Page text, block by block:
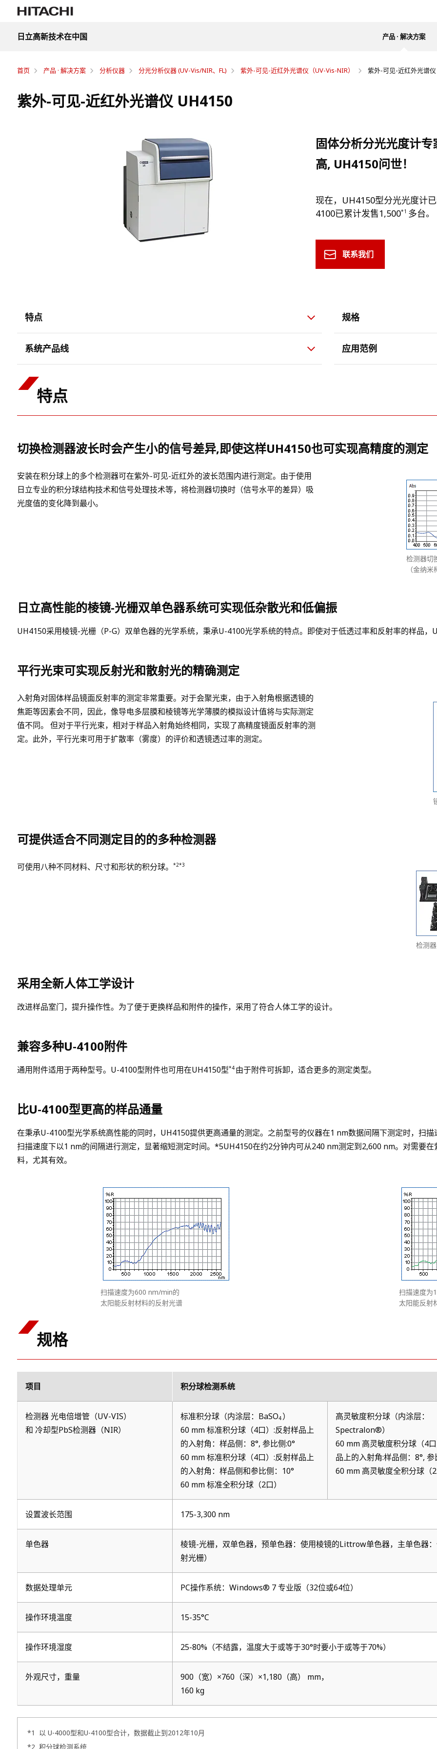
日立高新技术在中国 产品 · 解决方案
首页 产品 · 解决方案 分析仪器 分光分析仪器 (UV-Vis/NIR、FL) 紫外-可见-近红外光谱仪（UV-Vis-NIR） 紫外-可见-近红外光谱仪
紫外-可见-近红外光谱仪 UH4150
固体分析分光光度计
高, UH4150问世！
现在，UH4150型分光光度计
4100已累计发售1,500*1 多台。
联系我们
特点 规格
系统产品线 应用范例
特点
切换检测器波长时会产生小的信号差异,即使这样UH4150也可实现高精度的测定
安装在积分球上的多个检测器可在紫外-可见-近红外的波长范围内进行测定。由于使用
日立专业的积分球结构技术和信号处理技术等，将检测器切换时（信号水平的差异）吸
光度值的变化降到最小。
检测器切
（金纳
日立高性能的棱镜-光栅双单色器系统可实现低杂散光和低偏振
UH4150采用棱镜-光栅（P-G）双单色器的光学系统，秉承U-4100光学系统的特点。即使对于低透过率和反射率的样品，
平行光束可实现反射光和散射光的精确测定
入射角对固体样品镜面反射率的测定非常重要。对于会聚光束，由于入射角根据透镜的
焦距等因素会不同，因此，像导电多层膜和棱镜等光学薄膜的模拟设计值将与实际测定
值不同。 但对于平行光束，相对于样品入射角始终相同，实现了高精度镜面反射率的测
定。此外，平行光束可用于扩散率（雾度）的评价和透镜透过率的测定。
可提供适合不同测定目的的多种检测器
可使用八种不同材料、尺寸和形状的积分球。 *2*3
检测
采用全新人体工学设计
改进样品室门，提升操作性。为了便于更换样品和附件的操作，采用了符合人体工学的设计。
兼容多种U-4100附件
通用附件适用于两种型号。U-4100型附件也可用在UH4150型*4 由于附件可拆卸，适合更多的测定类型。
比U-4100型更高的样品通量
在秉承U-4100型光学系统高性能的同时，UH4150提供更高通量的测定。之前型号的仪器在1 nm数据间隔下测定时，扫
扫描速度下以1 nm的间隔进行测定，显著缩短测定时间。*5UH4150在约2分钟内可从240 nm测定到2,600 nm。对需要
料，尤其有效。
扫描速度为600 nm/min的
太阳能反射材料的反射光谱
扫描速度为
太阳能反射
规格
项目 积分球检测系统
检测器 光电倍增管（UV-VIS）
和 冷却型PbS检测器（NIR）
标准积分球（内涂层：BaSO4 ）
60 mm 标准积分球（4口）:反射样品上
的入射角：样品侧：8°, 参比侧:0°
60 mm 标准积分球（4口）:反射样品上
的入射角：样品侧和参比侧：10°
60 mm 标准全积分球（2口）
高灵敏度积分球（内涂层：
Spectralon®）
60 mm 高灵敏度积分球（4
品上的入射角:样品侧：8°, 参
60 mm 高灵敏度全积分球（
设置波长范围 175-3,300 nm
单色器
棱镜-光栅，双单色器，预单色器：使用棱镜的Littrow单色器，主单色器
射光栅）
数据处理单元 PC操作系统：Windows® 7 专业版（32位或64位）
操作环境温度 15-35°C
操作环境湿度 25-80%（不结露，温度大于或等于30°时要小于或等于70%）
外观尺寸，重量
900（宽）×760（深）×1,180（高） mm，
160 kg
*1
以 U-4000型和U-4100型合计，数据截止到2012年10月
*2 积分球检测系统